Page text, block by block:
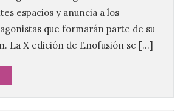
espacios y anuncia a los
que formarán parte de su
La X edición de Enofusión se […]